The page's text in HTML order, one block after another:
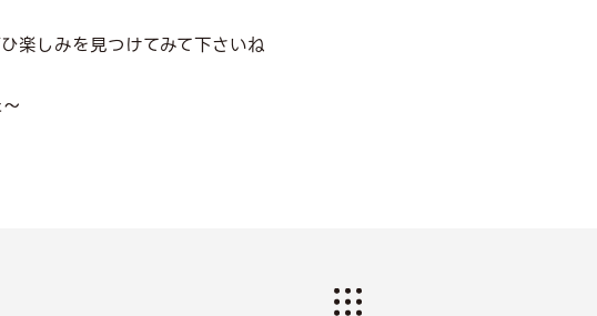
楽しみを見つけてみて下さいね